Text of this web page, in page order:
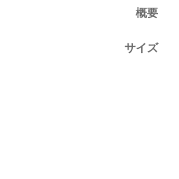
概要
サイズ